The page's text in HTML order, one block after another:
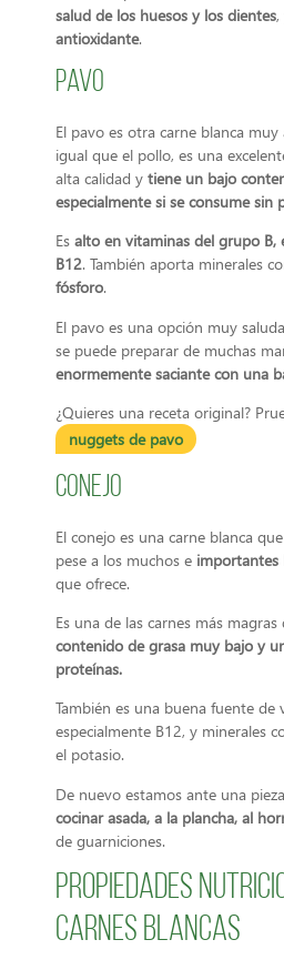
salud de los huesos y los dientes
antioxidante.
Pavo
El pavo es otra carne blanca muy
igual que el pollo, es una
alta calidad y tiene un bajo
especialmente si se consume sin
Es alto en vitaminas del grupo B,
B12. También aporta minerales
fósforo.
El pavo es una opción muy
se puede preparar de muchas
enormemente saciante con una
¿Quieres una receta original?
nuggets de pavo
Conejo
El conejo es una carne blanca
pese a los muchos e importantes
que ofrece.
Es una de las carnes más
contenido de grasa muy bajo y
proteínas.
También es una buena fuente de
especialmente B12, y minerales
el potasio.
De nuevo estamos ante una
cocinar asada, a la plancha, al
de guarniciones.
Propiedades
carnes blancas